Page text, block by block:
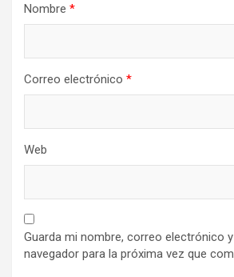
Nombre *
Correo electrónico *
Web
Guarda mi nombre, correo electrónico
navegador para la próxima vez que